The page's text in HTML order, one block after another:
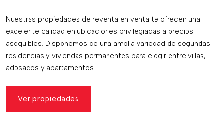
Nuestras propiedades de reventa en venta te ofrecen una
excelente calidad en ubicaciones privilegiadas a precios
asequibles. Disponemos de una amplia variedad de segundas
residencias y viviendas permanentes para elegir entre villas,
adosados y apartamentos.
Ver propiedades